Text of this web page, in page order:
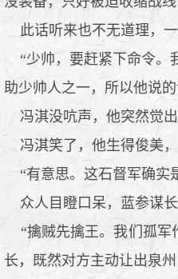
此话听来也不无道理，一
“少帅，要赶紧下命令。
助少帅人之一，所以他说的
冯淇没吭声，他突然觉出
冯淇笑了，他生得俊美，
“有意思。这石督军确实
众人目瞪口呆，蓝参谋长
“擒贼先擒王。我们孤军
长，既然对方主动让出泉